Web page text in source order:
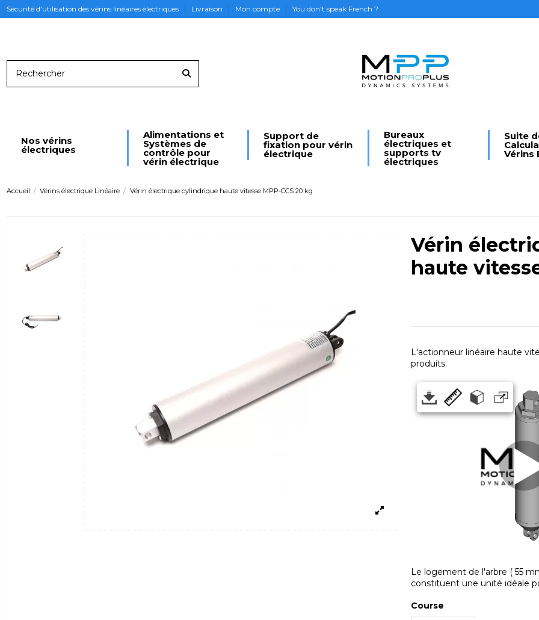
Sécurité d'utilisation des vérins linéaires électriques Livraison Mon compte You don't speak French ?
Nos vérins
électriques
Alimentations et
Systèmes de
contrôle pour
vérin électrique
Support de
fixation pour vérin
électrique
Bureaux
électriques et
supports tv
électriques
Suite
Vérins
Accueil Vérins électrique Linéaire Vérin électrique cylindrique haute vitesse MPP-CCS 20 kg
Vérin
haute
L'actionneur linéaire haute
produits.
Le logement de l'arbre ( 55
constituent une unité idéale
Course